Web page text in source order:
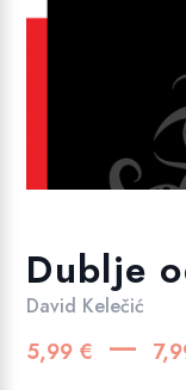
Dublje
David Kelečić
5,99 € –